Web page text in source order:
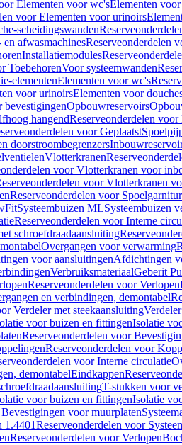
Elementen voor wc'sElementen
voor Elementen voor urinoirs
scheidingswanden
afwasmachinesReserveonderdelen
Installatiemodules
ToebehorenVoor systeemwanden
elementenElementen voor wc's
voor urinoirsElementen voor
bevestigingenOpbouwreservoirs
hangendReserveonderdelen
voor Geplaatst
doorstroombegrenzers
Vlotterkranen
voor Vlotterkranen voor
voor Vlotterkranen
Reserveonderdelen voor
Systeembuizen MLSysteembuizen
Reserveonderdelen voor Interne
schroefdraadaansluiting
Overgangen voor verwarming
voor aansluitingenAfdichtingen
VerbruiksmateriaalGeberit
Reserveonderdelen voor Verlopen
en verbindingen, demontabel
Verdeler met steekaansluiting
voor buizen en fittingenIsolatie
Reserveonderdelen voor
Reserveonderdelen voor
voor Interne circulatie
demontabelEindkappen
T-stukken voor
voor buizen en fittingenIsolatie
voor muurplaten
1.4401Reserveonderdelen voor
Reserveonderdelen voor Verlopen